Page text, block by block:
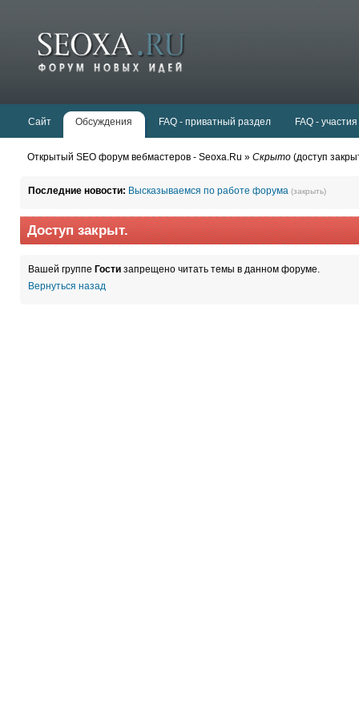
Сайт Обсуждения FAQ - приватный раздел FAQ -
Открытый SEO форум вебмастеров - Seoxa.Ru » Скрыто (доступ
Последние новости: Высказываемся по работе форума (закрыть)
Доступ закрыт.
Вашей группе Гости запрещено читать темы в данном форуме.
Вернуться назад